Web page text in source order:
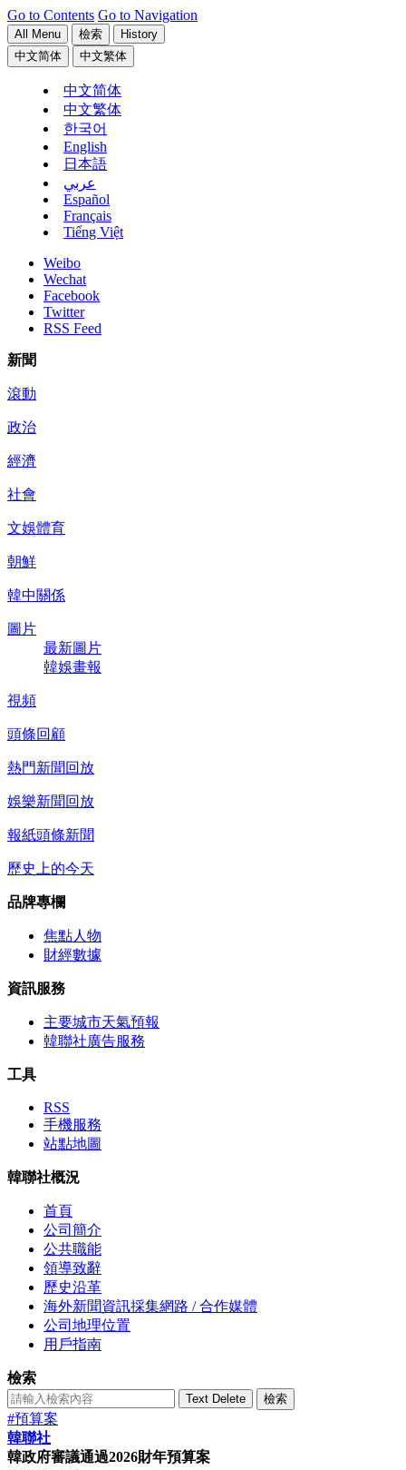
Go to Contents Go to Navigation
All Menu 檢索
History
中文简体
中文繁体
中文简体
中文繁体
한국어
English
日本語
عربي
Español
Français
Tiếng Việt
Weibo
Wechat
Facebook
Twitter
RSS Feed
新聞
滾動
政治
經濟
社會
文娛體育
朝鮮
韓中關係
圖片
最新圖片
韓娛畫報
視頻
頭條回顧
熱門新聞回放
娛樂新聞回放
報紙頭條新聞
歷史上的今天
品牌專欄
焦點人物
財經數據
資訊服務
主要城市天氣預報
韓聯社廣告服務
工具
RSS
手機服務
站點地圖
韓聯社概況
首頁
公司簡介
公共職能
領導致辭
歷史沿革
海外新聞資訊採集網路 / 合作媒體
公司地理位置
用戶指南
檢索
Text Delete 檢索
#預算案
韓聯社
韓政府審議通過2026財年預算案